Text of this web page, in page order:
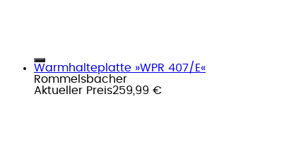
Warmhalteplatte »WPR 407/E«
Rommelsbacher
Aktueller Preis259,99 €